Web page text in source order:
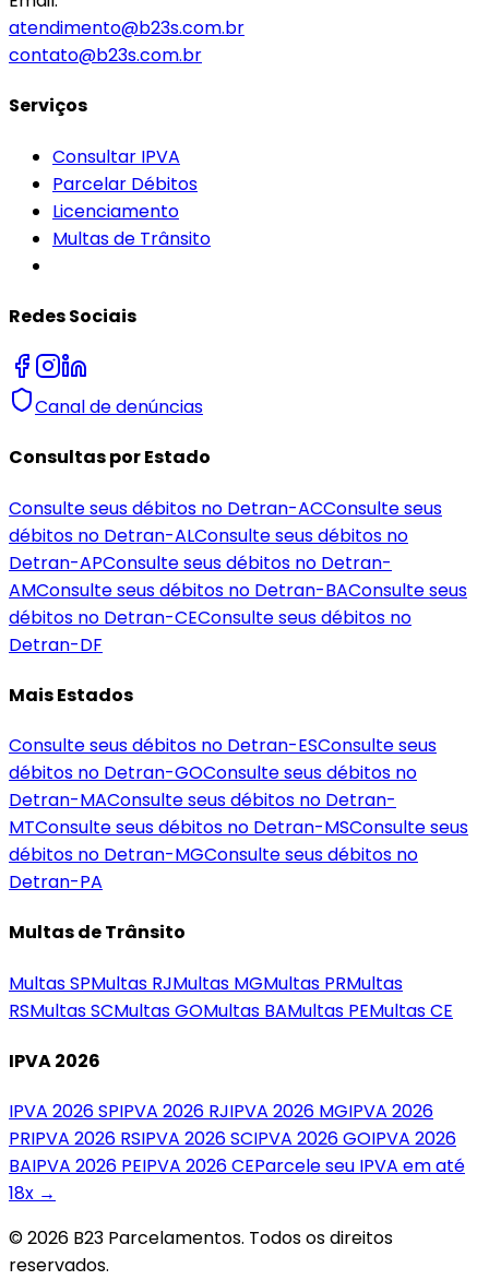
atendimento@b23s.com.br
contato@b23s.com.br
Serviços
Consultar IPVA
Parcelar Débitos
Licenciamento
Multas de Trânsito
Redes Sociais
Canal de denúncias
Consultas por Estado
Consulte seus débitos no Detran-ACConsulte seus
débitos no Detran-ALConsulte seus débitos no
Detran-APConsulte seus débitos no Detran-
AMConsulte seus débitos no Detran-BAConsulte seus
débitos no Detran-CEConsulte seus débitos no
Detran-DF
Mais Estados
Consulte seus débitos no Detran-ESConsulte seus
débitos no Detran-GOConsulte seus débitos no
Detran-MAConsulte seus débitos no Detran-
MTConsulte seus débitos no Detran-MSConsulte seus
débitos no Detran-MGConsulte seus débitos no
Detran-PA
Multas de Trânsito
MultasSPMultas RJMultas MGMultas PRMultas
RSMultasSCMultasGOMultas BAMultas PEMultasCE
IPVA 2026
IPVA 2026SPIPVA 2026 RJIPVA 2026 MGIPVA 2026
PRIPVA 2026 RSIPVA 2026SCIPVA 2026GOIPVA 2026
BAIPVA 2026 PEIPVA 2026CEParcele seu IPVA em até
18x →
© 2026 B23 Parcelamentos. Todos os direitos
reservados.